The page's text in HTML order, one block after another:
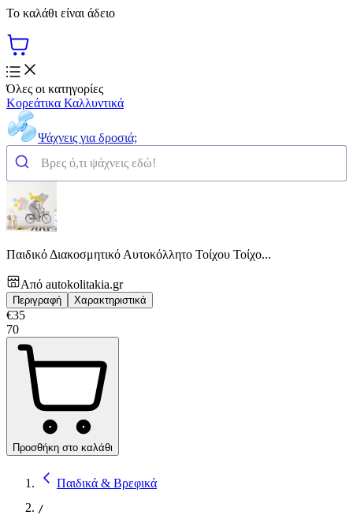
Το καλάθι είναι άδειο
Όλες οι κατηγορίες
Κορεάτικα Καλλυντικά
Ψάχνεις για δροσιά;
Παιδικό Διακοσμητικό Αυτοκόλλητο Τοίχου Τοίχο...
Από autokolitakia.gr
Περιγραφή Χαρακτηριστικά
€35
70
Προσθήκη στο καλάθι
Παιδικά & Βρεφικά
/